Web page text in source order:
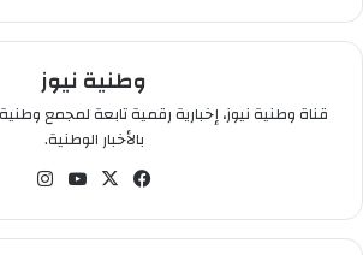
وطنية نيوز
قناة وطنية نيوز، إخبارية رقمية تابعة لمجمع
بالأخبار الوطنية.
في
وك
‫X
‫You
e ام